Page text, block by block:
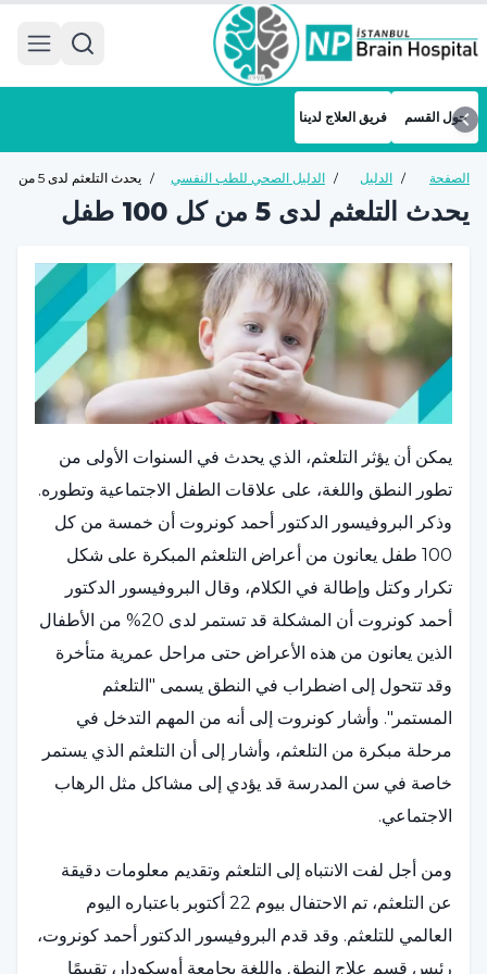
حول القسم فريق العلاج لدينا
الصفحة
/ الدليل
الصحي
/ الدليل الصحي للطب النفسي
للأطفال والمراهقين
/
يحدث التلعثم لدى 5 من
يحدث التلعثم لدى 5 من كل 100 طفل
يمكن أن يؤثر التلعثم، الذي يحدث في السنوات الأولى من
تطور النطق واللغة، على علاقات الطفل الاجتماعية وتطوره.
وذكر البروفيسور الدكتور أحمد كونروت أن خمسة من كل
100 طفل يعانون من أعراض التلعثم المبكرة على شكل
تكرار وكتل وإطالة في الكلام، وقال البروفيسور الدكتور
أحمد كونروت أن المشكلة قد تستمر لدى 20% من الأطفال
الذين يعانون من هذه الأعراض حتى مراحل عمرية متأخرة
وقد تتحول إلى اضطراب في النطق يسمى "التلعثم
المستمر". وأشار كونروت إلى أنه من المهم التدخل في
مرحلة مبكرة من التلعثم، وأشار إلى أن التلعثم الذي يستمر
خاصة في سن المدرسة قد يؤدي إلى مشاكل مثل الرهاب
الاجتماعي.
ومن أجل لفت الانتباه إلى التلعثم وتقديم معلومات دقيقة
عن التلعثم، تم الاحتفال بيوم 22 أكتوبر باعتباره اليوم
العالمي للتلعثم. وقد قدم البروفيسور الدكتور أحمد كونروت،
رئيس قسم علاج النطق واللغة بجامعة أوسكودار، تقييمًا